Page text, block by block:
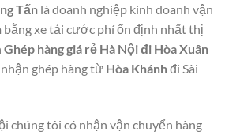
Tấn là doanh nghiệp kinh doanh vận
bằng xe tải cước phí ổn định nhất thị
Ghép hàng giá rẻ Hà Nội đi Hòa Xuân
ghép hàng từ Hòa Khánhđi Sài
chúng tôi có nhận vận chuyển hàng